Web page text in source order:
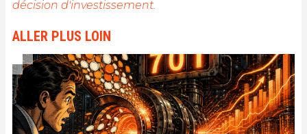
sociétaux de cette révolution en marche.
décision d'investissement.
ALLER PLUS LOIN